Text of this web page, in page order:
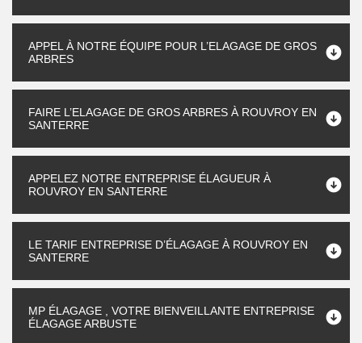
APPEL À NOTRE ÉQUIPE POUR L’ELAGAGE DE GROS
ARBRES
FAIRE L’ELAGAGE DE GROS ARBRES À ROUVROY EN
SANTERRE
APPELEZ NOTRE ENTREPRISE ÉLAGUEUR À
ROUVROY EN SANTERRE
LE TARIF ENTREPRISE D’ÉLAGAGE À ROUVROY EN
SANTERRE
MP ÉLAGAGE , VOTRE BIENVEILLANTE ENTREPRISE
ÉLAGAGE ARBUSTE